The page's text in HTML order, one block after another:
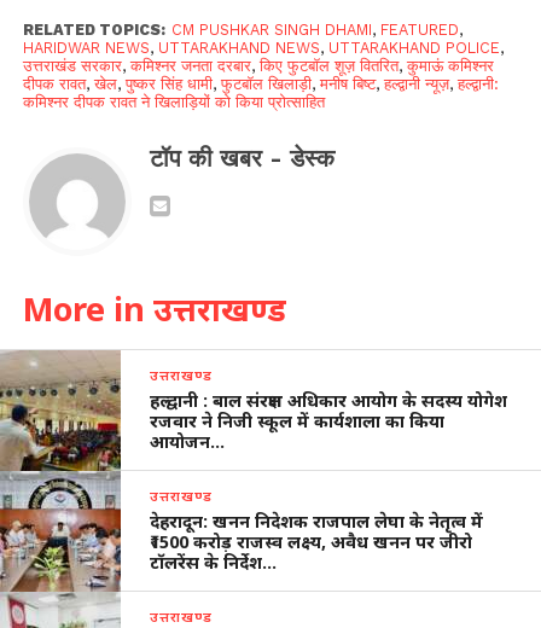
RELATED TOPICS: CM PUSHKAR SINGH DHAMI, FEATURED,
HARIDWAR NEWS, UTTARAKHAND NEWS, UTTARAKHAND POLICE,
उत्तराखंड सरकार,कमिश्नर जनता दरबार,किए फुटबॉल शूज़ वितरित,कुमाऊं कमिश्नर
दीपक रावत,खेल,पुष्कर सिंह धामी,फुटबॉल खिलाड़ी,मनीष बिष्ट,हल्द्वानी न्यूज़,हल्द्वानी:
कमिश्नर दीपक रावत ने खिलाड़ियों को किया प्रोत्साहित
टॉप की खबर - डेस्क
More in उत्तराखण्ड
उत्तराखण्ड
हल्द्वानी : बाल संरक्षण अधिकार आयोग के सदस्य योगेश
रजवार ने निजी स्कूल में कार्यशाला का किया
आयोजन…
उत्तराखण्ड
देहरादून: खनन निदेशक राजपाल लेघा के नेतृत्व में
₹1500 करोड़ राजस्व लक्ष्य, अवैध खनन पर जीरो
टॉलरेंस के निर्देश…
उत्तराखण्ड